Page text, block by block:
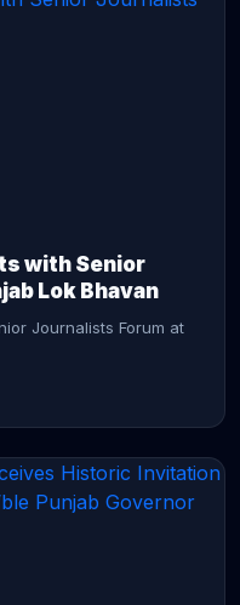
with Senior
Lok Bhavan
Journalists Forum at